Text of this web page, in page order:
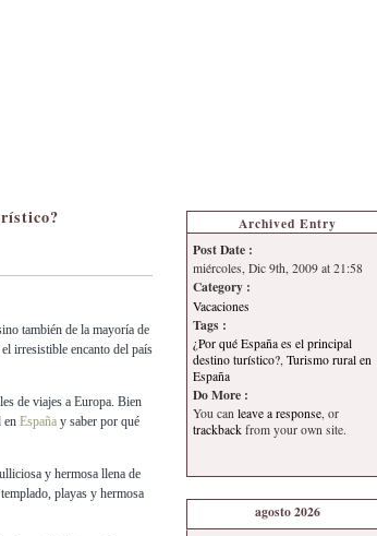
también de la mayoría de
irresistible encanto del país
de viajes a Europa. Bien
en España y saber por qué
y hermosa llena de
playas y hermosa
Archived Entry
Post Date :
miércoles, Dic 9th, 2009 at 21:58
Category :
Vacaciones
Tags :
¿Por qué España es el principal
destino turístico? Turismo rural en
España
Do More :
You can leave a response, or
trackback from your own site.
agosto 2026